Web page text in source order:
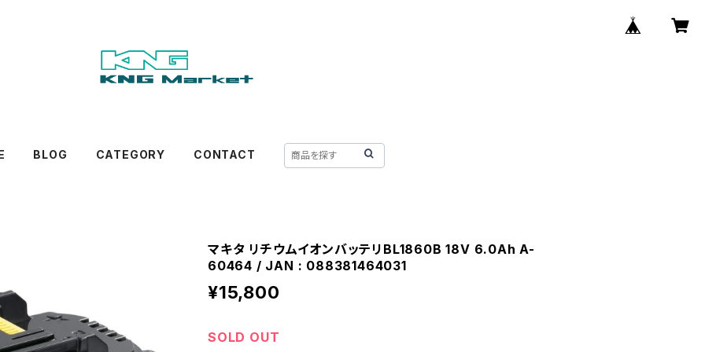
BLOG CATEGORY CONTACT
マキタ リチウムイオンバッテリBL1860B 18V 6.0Ah A-
60464 / JAN : 088381464031
¥15,800
SOLD OUT